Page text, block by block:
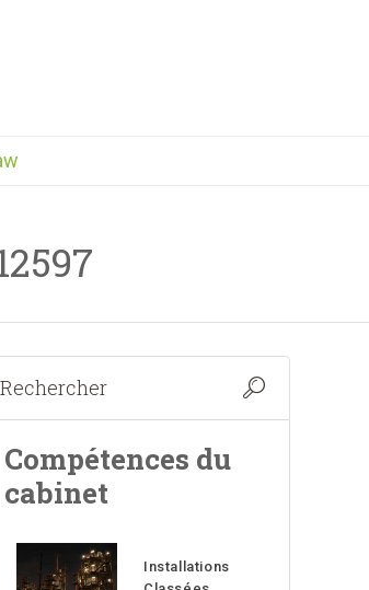
Compétences du
cabinet
Installations